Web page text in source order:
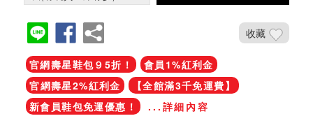
收藏
官網壽星鞋包９5折！
會員1%紅利金
官網壽星2%紅利金
【全館滿3千免運費】
新會員鞋包免運優惠！
...詳細內容